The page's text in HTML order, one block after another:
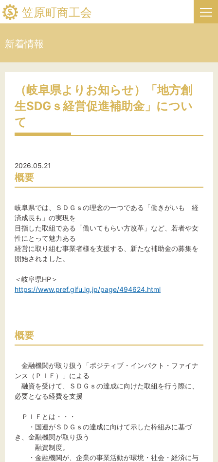
笠原町商工会
事業者・創業者の方へ
お問い合わせ
新着情報
（岐阜県よりお知らせ）「地方創
生SDGｓ経営促進補助金」につい
て
2026.05.21
概要
岐阜県では、ＳＤＧｓの理念の一つである「働きがいも 経
済成長も」の実現を
目指した取組である「働いてもらい方改革」など、若者や女
性にとって魅力ある
経営に取り組む事業者様を支援する、新たな補助金の募集を
開始されました。
＜岐阜県HP＞
https://www.pref.gifu.lg.jp/page/494624.html
概要
金融機関が取り扱う「ポジティブ・インパクト・ファイナ
ンス（ＰＩＦ）」による
融資を受けて、ＳＤＧｓの達成に向けた取組を行う際に、
必要となる経費を支援
ＰＩＦとは・・・
・国連がＳＤＧｓの達成に向けて示した枠組みに基づ
き、金融機関が取り扱う
融資制度。
・金融機関が、企業の事業活動が環境・社会・経済に与